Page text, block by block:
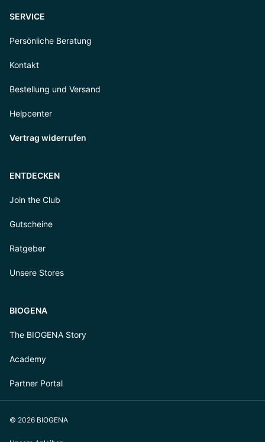
SERVICE
Persönliche Beratung
Kontakt
Bestellung und Versand
Helpcenter
Vertrag widerrufen
ENTDECKEN
Join the Club
Gutscheine
Ratgeber
Unsere Stores
BIOGENA
The BIOGENA Story
Academy
Partner Portal
© 2026 BIOGENA